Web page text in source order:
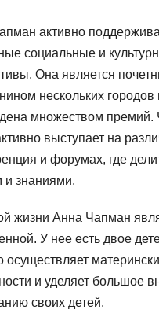
активно
социальные и
Она является
нескольких городов
множеством премий.
выступает на
и форумах, где
и знаниями.
жизни Анна Чапман
У нее есть двое
осуществляет
и уделяет большое
своих детей.